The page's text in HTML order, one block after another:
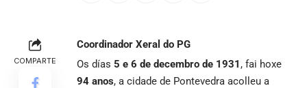
COMPARTE
Coordinador Xeral do PG
Os días 5 e 6 de decembro de 1931 , fai hoxe
94 anos, a cidade de Pontevedra acolleu a